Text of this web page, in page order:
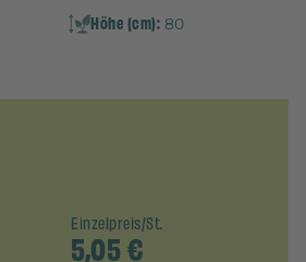
Höhe (cm): 80
Einzelpreis/St.
5,05€